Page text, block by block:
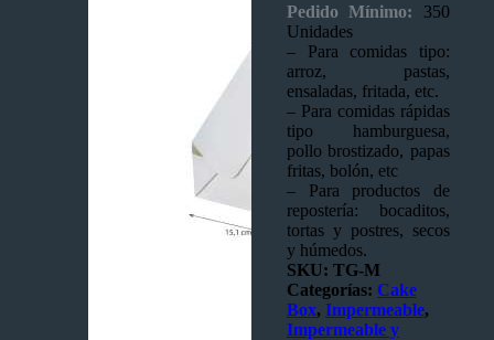
– Para comidas tipo:
arroz, pastas,
ensaladas, fritada, etc.
– Para comidas rápidas
tipo hamburguesa,
pollo brostizado, papas
– Para productos de
repostería: bocaditos,
tortas y postres, secos
Pedido Mínimo: 350
Unidades
– Para comidas tipo:
arroz, pastas,
ensaladas, fritada, etc.
– Para comidas rápidas
tipo hamburguesa,
pollo brostizado, papas
fritas, bolón, etc
– Para productos de
repostería: bocaditos,
tortas y postres, secos
y húmedos.
SKU: TG-M
Categorías: Cake
Box, Impermeable,
Impermeable y